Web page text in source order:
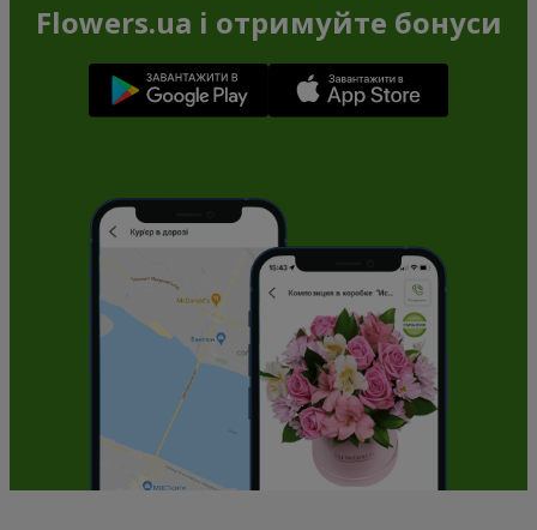
Flowers.ua і отримуйте бонуси